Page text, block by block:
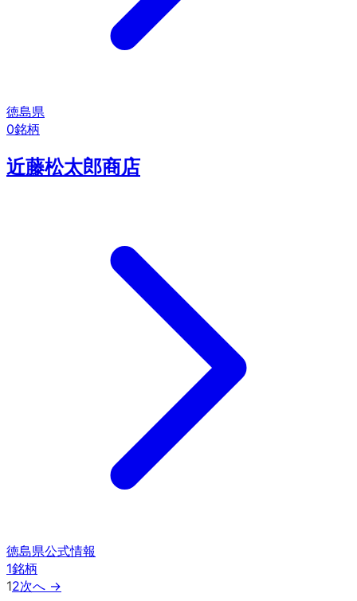
徳島県
0銘柄
近藤松太郎商店
徳島県公式情報
1銘柄
12次へ →